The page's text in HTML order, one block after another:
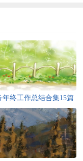
年终工作总结合集15篇